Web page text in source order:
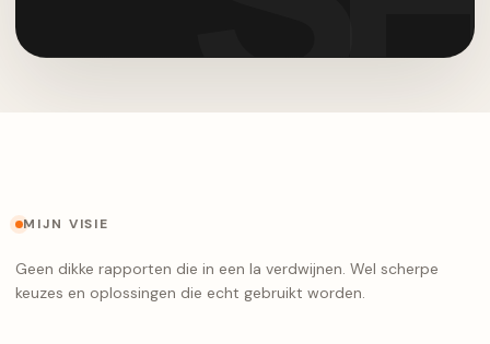
MIJN VISIE
Geen dikke rapporten die in een la verdwijnen. Wel scherpe
keuzes en oplossingen die echt gebruikt worden.